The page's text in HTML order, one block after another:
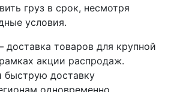
груз в срок, несмотря
условия.
товаров для крупной
акции распродаж.
быструю доставку
одновременно,